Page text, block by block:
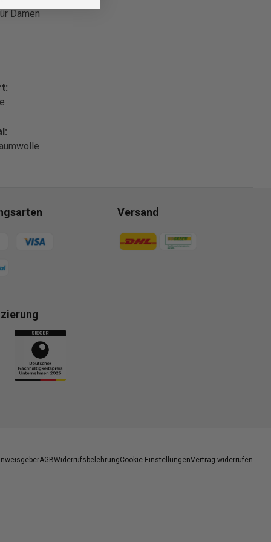
Damen
Versand
Zahlungsmethoden
AGBWiderrufsbelehrungCookie EinstellungenVertrag widerrufen